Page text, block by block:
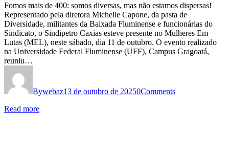
Fomos mais de 400: somos diversas, mas não estamos dispersas!
Representado pela diretora Michelle Capone, da pasta de
Diversidade, militantes da Baixada Fluminense e funcionárias do
Sindicato, o Sindipetro Caxias esteve presente no Mulheres Em
Lutas (MEL), neste sábado, dia 11 de outubro. O evento realizado
na Universidade Federal Fluminense (UFF), Campus Gragoatá,
reuniu…
Bywebaz13 de outubro de 20250Comments
Read more